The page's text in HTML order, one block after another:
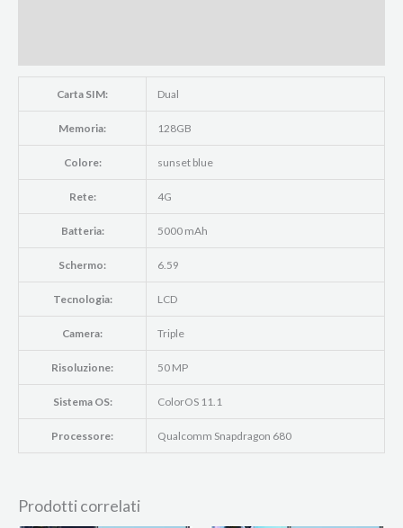
Carta SIM: Dual
Memoria: 128GB
Colore: sunset blue
Rete: 4G
Batteria: 5000 mAh
Schermo: 6.59
Tecnologia: LCD
Camera: Triple
Risoluzione: 50 MP
Sistema OS: ColorOS 11.1
Processore: Qualcomm Snapdragon 680
Prodotti correlati